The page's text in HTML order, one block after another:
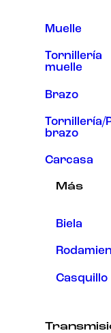
Muelle
Tornillería
muelle
Brazo
Tornillería/
brazo
Carcasa
Más
Biela
Casquillo